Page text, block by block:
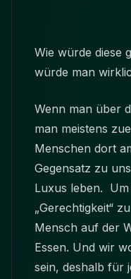
Wie würde diese
würde man
Wenn man über
man meistens
Menschen dort
Gegensatz zu
Luxus leben.
„Gerechtigkeit“
Mensch auf der
Essen. Und wir
sein, deshalb für